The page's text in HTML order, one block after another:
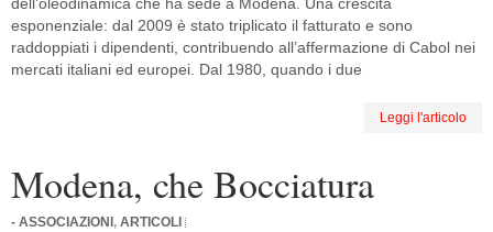
dell’oleodinamica che ha sede a Modena. Una crescita
esponenziale: dal 2009 è stato triplicato il fatturato e sono
raddoppiati i dipendenti, contribuendo all’affermazione di Cabol nei
mercati italiani ed europei. Dal 1980, quando i due
Leggi l'articolo
Modena, che Bocciatura
- ASSOCIAZIONI , ARTICOLI